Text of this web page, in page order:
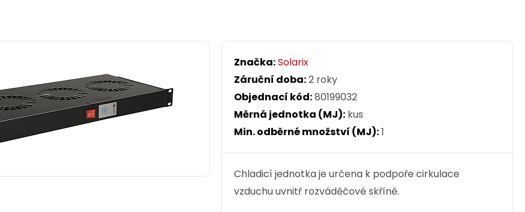
Značka:Solarix
Záruční doba:2 roky
Objednací kód:80199032
Měrná jednotka (MJ): kus
Min. odběrné množství (MJ):1
Chladicí jednotka je určena k podpoře cirkulace
vzduchu uvnitř rozváděčové skříně.